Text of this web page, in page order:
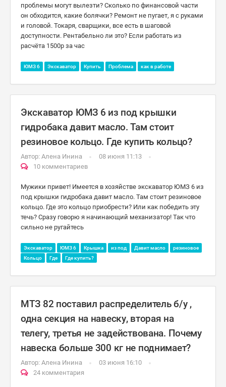
проблемы могут вылезти? Сколько по финансовой части
он обходится, какие болячки? Ремонт не пугает, я с руками
и головой. Токаря, сварщики, все есть в шаговой
доступности. Рентабельно ли это? Если работать из
расчёта 1500р за час
ЮМЗ 6 Экскаватор Купить Проблема как в работе
Экскаватор ЮМЗ 6 из под крышки
гидробака давит масло. Там стоит
резиновое кольцо. Где купить кольцо?
Автор: Алена Инина
08 июня 11:13
10 комментариев
Мужики привет! Имеется в хозяйстве экскаватор ЮМЗ 6 из
под крышки гидробака давит масло. Там стоит резиновое
кольцо. Где это кольцо приобрести? Или как победить эту
течь? Сразу говорю я начинающий механизатор! Так что
сильно не ругайтесь
Экскаватор ЮМЗ 6 Крышка из под Давит масло
резиновое
Кольцо
Где Где купить?
МТЗ 82 поставил распределитель б/у ,
одна секция на навеску, вторая на
телегу, третья не задействована. Почему
навеска больше 300 кг не поднимает?
Автор: Алена Инина
03 июня 16:10
24 комментария